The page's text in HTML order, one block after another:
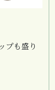
プも盛り